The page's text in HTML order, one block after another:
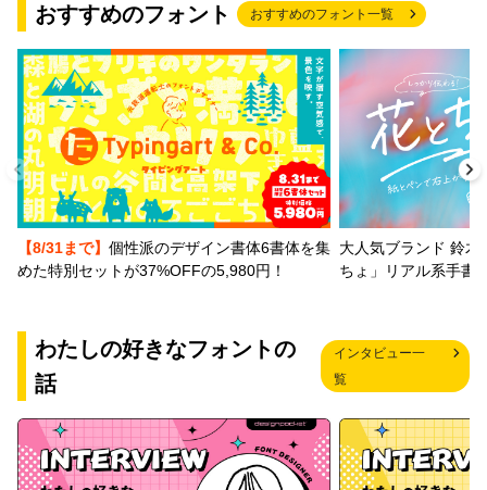
おすすめのフォント おすすめのフォント一覧
【8/31まで】 個性派のデザイン書体6書体を集
めた特別セットが37%OFFの5,980円！
大人気ブランド 鈴木
ちょ」リアル系手書
わたしの好きなフォントの
話
インタビュー一
覧